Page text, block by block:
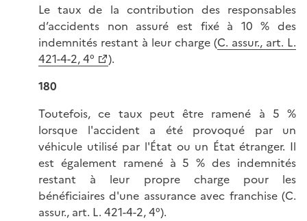
Le taux de la contribution des responsables
d’accidents non assuré est fixé à 10 % des
indemnités restant à leur charge (C. assur., art. L.
421-4-2, 4°
).
180
Toutefois, ce taux peut être ramené à 5 %
lorsque l'accident a été provoqué par un
véhicule utilisé par l'État ou un État étranger. Il
est également ramené à 5 % des indemnités
restant à leur propre charge pour les
bénéficiaires d'une assurance avec franchise (C.
assur., art. L. 421-4-2, 4°).